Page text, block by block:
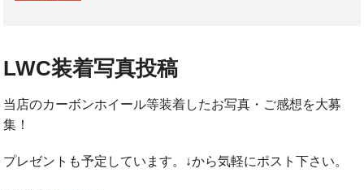
LWC装着写真投稿
当店のカーボンホイール等装着したお写真・ご感想を大募
集！
プレゼントも予定しています。↓から気軽にポスト下さい。